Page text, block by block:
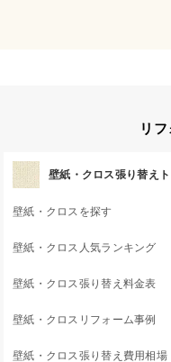
リ
壁紙・クロス張り替え
壁紙・クロスを探す
壁紙・クロス人気ランキング
壁紙・クロス張り替え料金表
壁紙・クロスリフォーム事例
壁紙・クロス張り替え費用相場